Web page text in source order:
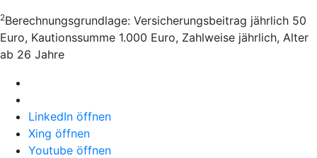
2Berechnungsgrundlage: Versicherungsbeitrag jährlich 50
Euro, Kautionssumme 1.000 Euro, Zahlweise jährlich, Alter
ab 26 Jahre
LinkedIn öffnen
Xing öffnen
Youtube öffnen